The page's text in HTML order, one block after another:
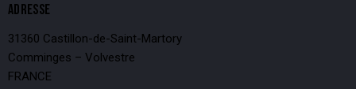
ADRESSE
31360 Castillon-de-Saint-Martory
Comminges – Volvestre
FRANCE